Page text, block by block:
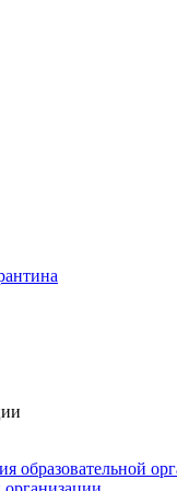
образовательной